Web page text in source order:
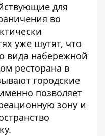
для
во
уже шутят, что
вида набережной
ресторана в
городские
позволяет
зону и